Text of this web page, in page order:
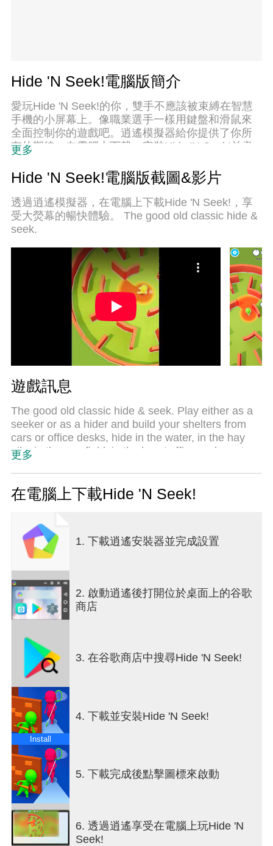
Hide 'N Seek!電腦版簡介
愛玩Hide 'N Seek!的你，雙手不應該被束縛在智慧
手機的小屏幕上。像職業選手一樣用鍵盤和滑鼠來
全面控制你的遊戲吧。逍遙模擬器給你提供了你所
有的期待。在電腦上下載、安裝Hide 'N Seek!並盡
的來電。全新的逍遙模擬器9是你在電腦上遊玩Hide
'N Seek!的最佳選擇！我们用心準備，完美的按鍵映
射系統讓Hide 'N Seek!宛如電腦遊戲；我們，用嫻
熟的技術編程，逍遙多開器讓所有遊戲開好開滿；
獨一無二的虛擬化引擎釋放你電腦的全部潛力，一
意如何讓你享受遊玩的樂趣！
更多
Hide 'N Seek!電腦版截圖&影片
透過逍遙模擬器，在電腦上下載Hide 'N Seek!，享
受大熒幕的暢快體驗。 The good old classic hide &
seek.
遊戲訊息
The good old classic hide & seek. Play either as a
seeker or as a hider and build your shelters from
cars or office desks, hide in the water, in the hay
pile, in the cornfield, in the boss' office and most
Features:
∙ Beautiful and unique 3D visuals
∙ Complete freedom to play however you like
∙ High performance
∙ Fun, relaxing and addictive
更多
在電腦上下載Hide 'N Seek!
1. 下載逍遙安裝器並完成設置
2. 啟動逍遙後打開位於桌面上的谷歌
商店
3. 在谷歌商店中搜尋Hide 'N Seek!
Install
4. 下載並安裝Hide 'N Seek!
5. 下載完成後點擊圖標來啟動
6. 透過逍遙享受在電腦上玩Hide 'N
Seek!